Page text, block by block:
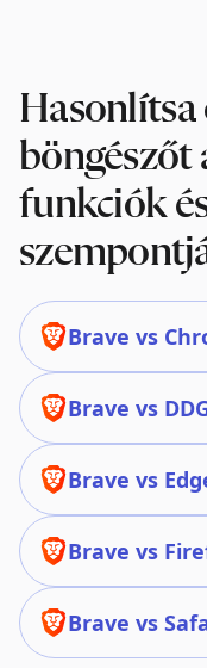
Hasonlítsa
böngészőt
funkciók
Brave vs
Brave vs
Brave vs
Brave vs
Brave vs